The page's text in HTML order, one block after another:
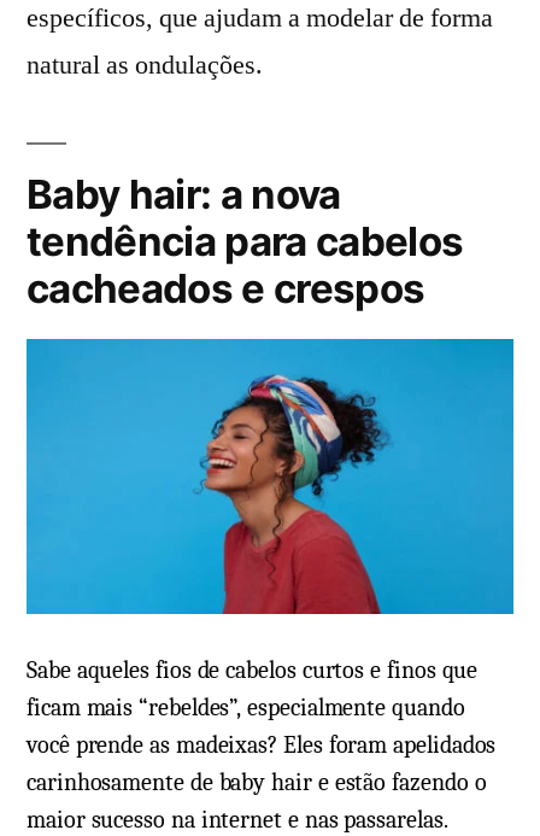
específicos, que ajudam a modelar de forma
natural as ondulações.
Baby hair: a nova
tendência para cabelos
cacheados e crespos
Sabe aqueles fios de cabelos curtos e finos que
ficam mais “rebeldes”, especialmente quando
você prende as madeixas? Eles foram apelidados
carinhosamente de baby hair e estão fazendo o
maior sucesso na internet e nas passarelas.